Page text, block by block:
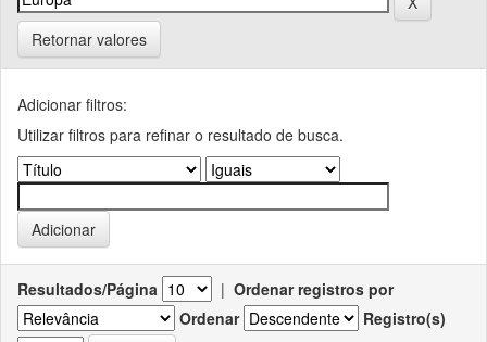
Retornar valores
Adicionar filtros:
Utilizar filtros para refinar o resultado de busca.
Resultados/Página | Ordenar registros por
Ordenar
Registro(s)